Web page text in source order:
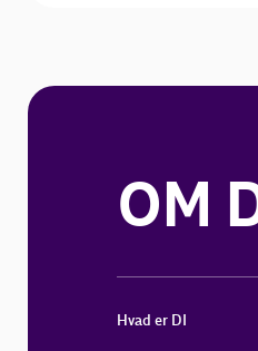
OM
Hvad er DI